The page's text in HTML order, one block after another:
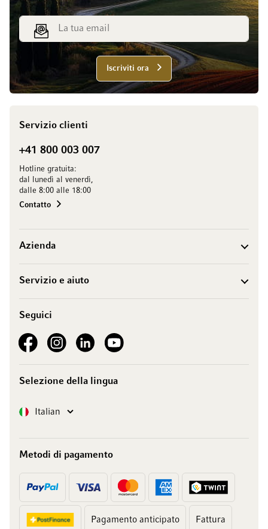
Indirizzo email
Iscriviti ora
Servizio clienti
+41 800 003 007
Hotline gratuita:
dal lunedì al venerdì,
dalle 8:00 alle 18:00
Contatto
Azienda
Servizio e aiuto
Seguici
See our FacebookSee our Instagram account
See our LinkedInSee our YouTube channel
Selezione della lingua
Lingua Italian
Metodi di pagamento
Pagamento anticipato Fattura